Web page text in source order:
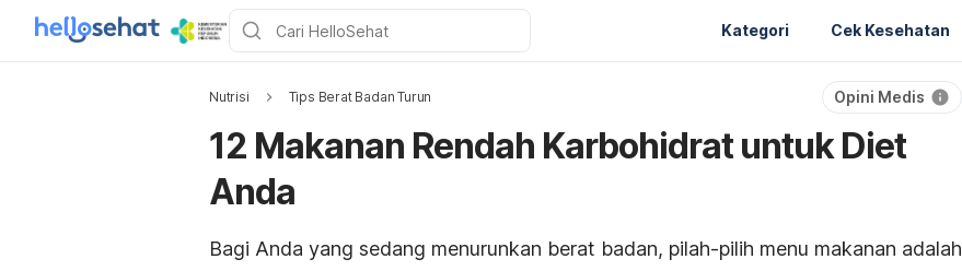
Kategori Cek Kesehatan
Nutrisi Tips Berat Badan Turun Opini Medis
12 Makanan Rendah Karbohidrat untuk Diet
Anda
Bagi Anda yang sedang menurunkan berat badan, pilah-pilih menu makanan adalah